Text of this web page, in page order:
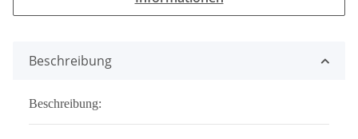
Beschreibung
Beschreibung: